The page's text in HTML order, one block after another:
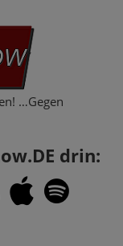
…Gegen
drin: